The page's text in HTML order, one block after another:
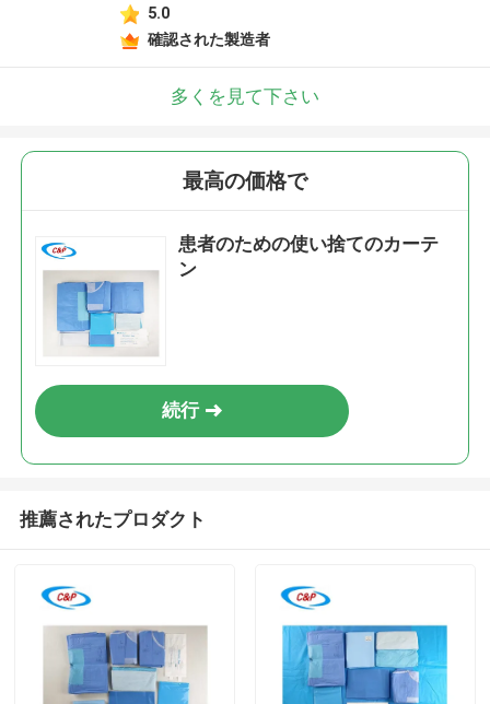
5.0
確認された製造者
多くを見て下さい
最高の価格で
患者のための使い捨てのカーテ
ン
続行
推薦されたプロダクト